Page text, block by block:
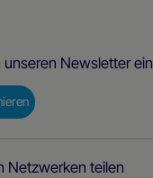
unseren Newsletter ein
Netzwerken teilen